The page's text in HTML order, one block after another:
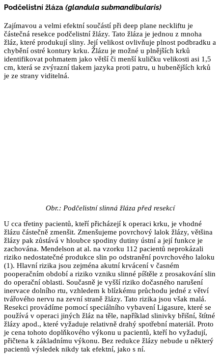
Podčelistní žláza (glandula submandibularis)
Zajímavou a velmi efektní součástí při deep plane neckliftu je
částečná resekce podčelistní žlázy. Tato žláza je jednou z mnoha
žláz, které produkují sliny. Její velikost ovlivňuje plnost podbradku a
chybění ostré kontury krku. Žlázu je možné u plnějších krků
identifikovat pohmatem jako větší či menší kuličku velikosti asi 1,5
cm, která se zvýrazní tlakem jazyka proti patru, u hubenějších krků
je ze strany viditelná.
Obr.: Podčelistní slinná žláza před resekcí
U cca třetiny pacientů, kteří přicházejí k operaci krku, je vhodné
žlázu částečně zmenšit. Zmenšujeme povrchový lalok žlázy, většina
žlázy pak zůstává v hloubce spodiny dutiny ústní a její funkce je
zachována. Mendelson at al. na vzorku 112 pacientů neprokázali
riziko nedostatečné produkce slin po odstranění povrchového laloku
(1). Hlavní rizika jsou zejména akutní krvácení v časném
pooperačním období a riziko vzniku slinné píštěle z prosakování slin
do operační oblasti. Současně je vyšší riziko dočasného narušení
inervace dolního rtu, vzhledem k blízkému průchodu jedné z větví
tvářového nervu na zevní straně žlázy. Tato rizika jsou však malá.
Resekci provádíme pomocí speciálního vybavení Ligasure, které se
používá v operaci jiných žláz na těle, například slinivky břišní, štítné
žlázy apod., které vyžaduje relativně drahý spotřební materiál. Proto
je cena tohoto doplňkového výkonu u pacientů, kteří ho vyžadují,
přičtena k základnímu výkonu. Bez redukce žlázy nebude u některý
pacientů výsledek nikdy tak efektní, jako s ní.